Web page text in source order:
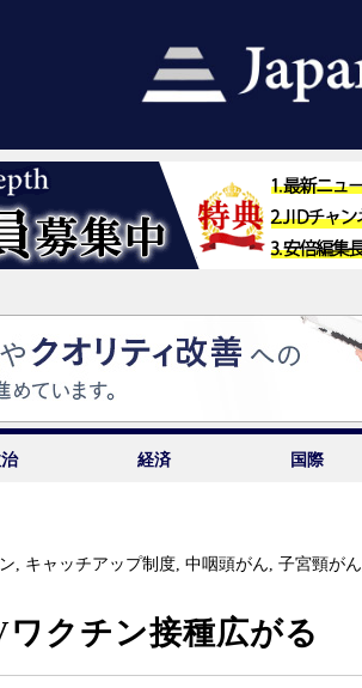
経済 国際
, キャッチアップ制度,中咽頭がん,子宮頸がん
クチン接種広がる